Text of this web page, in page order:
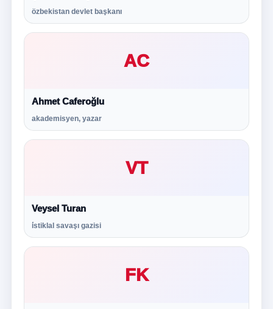
özbekistan devlet başkanı
AC
Ahmet Caferoğlu
akademisyen, yazar
VT
Veysel Turan
i̇stiklal savaşı gazisi
FK